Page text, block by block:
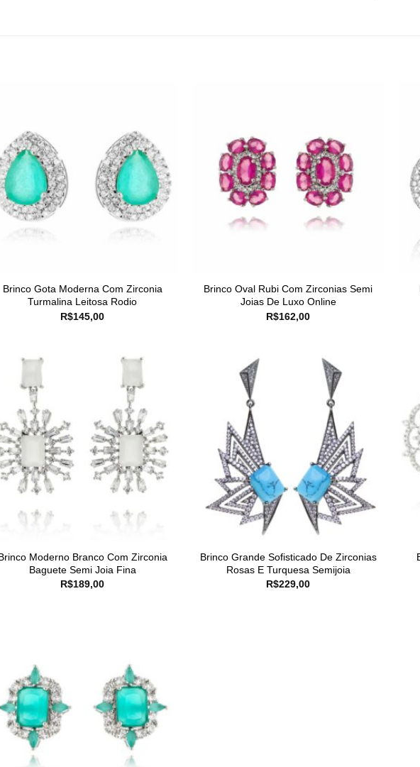
Brinco Gota Moderna Com Zirconia
Turmalina Leitosa Rodio
R$145,00
Brinco Oval Rubi Com Zirconias Semi
Joias De Luxo Online
R$162,00
Moderno Branco Com Zirconia
Baguete Semi Joia Fina
R$189,00
Brinco Grande Sofisticado De Zirconias
Rosas E Turquesa Semijoia
R$229,00